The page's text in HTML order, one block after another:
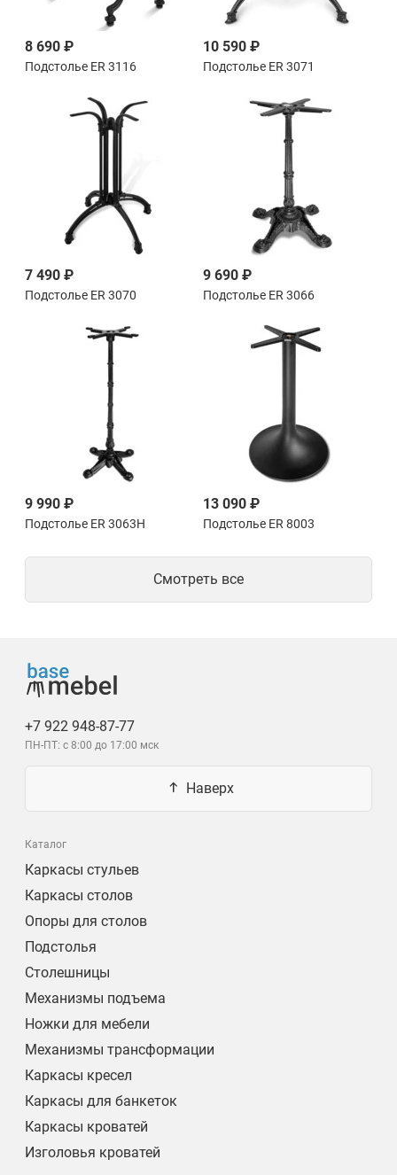
8 690 ₽
Подстолье ER 3116
10 590 ₽
Подстолье ER 3071
7 490 ₽
Подстолье ER 3070
9 690 ₽
Подстолье ER 3066
9 990 ₽
Подстолье ER 3063H
13 090 ₽
Подстолье ER 8003
Смотреть все
+7 922 948-87-77
ПН-ПТ: с 8:00 до 17:00 мск
Наверх
Каталог
Каркасы стульев
Каркасы столов
Опоры для столов
Подстолья
Столешницы
Механизмы подъема
Ножки для мебели
Механизмы трансформации
Каркасы кресел
Каркасы для банкеток
Каркасы кроватей
Изголовья кроватей